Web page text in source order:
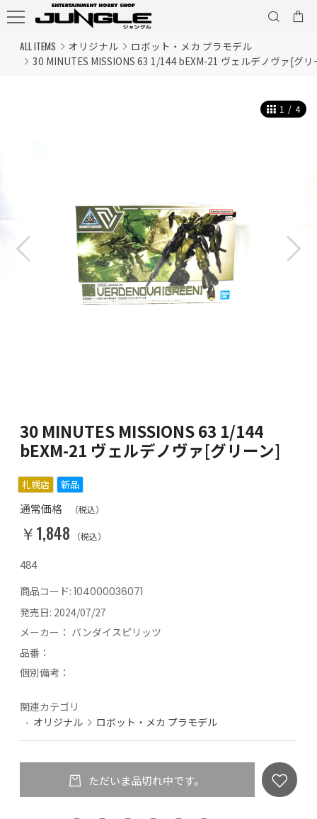
ALL ITEMS オリジナル
ロボット・メカ プラモデル
30 MINUTES MISSIONS 63 1/144 bEXM-21 ヴェルデノヴァ[グリ
1 / 4
30 MINUTES MISSIONS 63 1/144
bEXM-21 ヴェルデノヴァ[グリーン]
札幌店 新品
通常価格 （税込）
￥1,848 （税込）
484
商品コード: 104000036071
発売日: 2024/07/27
メーカー： バンダイスピリッツ
品番：
個別備考：
関連カテゴリ
オリジナル
ロボット・メカ プラモデル
ただいま品切れ中です。